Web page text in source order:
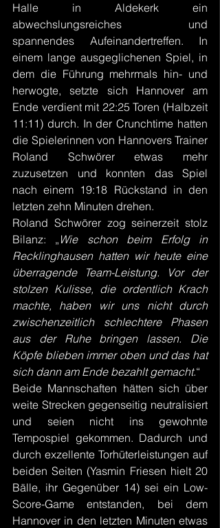
Halle in Aldekerk ein
abwechslungsreiches und
spannendes Aufeinandertreffen. In
einem lange ausgeglichenen Spiel, in
dem die Führung mehrmals hin- und
herwogte, setzte sich Hannover am
Ende verdient mit 22:25 Toren (Halbzeit
11:11) durch. In der Crunchtime hatten
die Spielerinnen von Hannovers Trainer
Roland Schwörer etwas mehr
zuzusetzen und konnten das Spiel
nach einem 19:18 Rückstand in den
letzten zehn Minuten drehen.
Roland Schwörer zog seinerzeit stolz
Bilanz: „ Wie schon beim Erfolg in
Recklinghausen hatten wir heute eine
überragende Team-Leistung. Vor der
stolzen Kulisse, die ordentlich Krach
machte, haben wir uns nicht durch
zwischenzeitlich schlechtere Phasen
aus der Ruhe bringen lassen. Die
Köpfe blieben immer oben und das hat
sich dann am Ende bezahlt gemacht.“
Beide Mannschaften hätten sich über
weite Strecken gegenseitig neutralisiert
und seien nicht ins gewohnte
Tempospiel gekommen. Dadurch und
durch exzellente Torhüterleistungen auf
beiden Seiten (Yasmin Friesen hielt 20
Bälle, ihr Gegenüber 14) sei ein Low-
Score-Game entstanden, bei dem
Hannover in den letzten Minuten etwas